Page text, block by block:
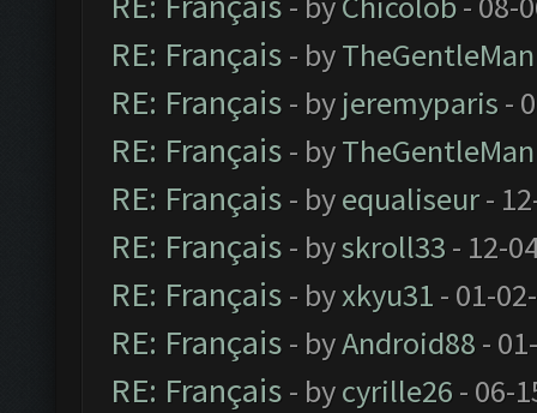
RE: Français - byTheGentleMan
RE: Français - by jeremyparis -
RE: Français - byTheGentleMan
RE: Français - byequaliseur-
RE: Français - byskroll33 - 12-
RE: Français - byxkyu31 - 01-
RE: Français - byAndroid88 -
RE: Français - bycyrille26 - 06-